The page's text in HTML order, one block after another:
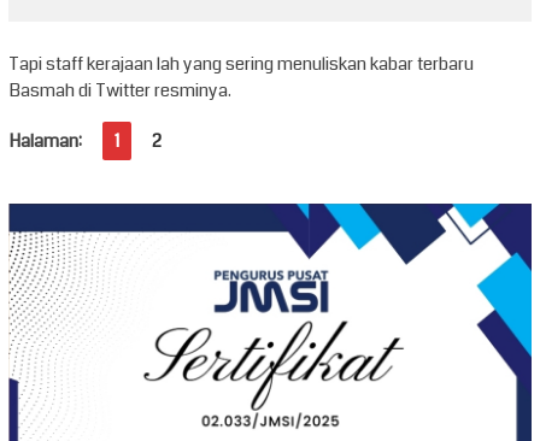
Tapi staff kerajaan lah yang sering menuliskan kabar terbaru
Basmah di Twitter resminya.
Halaman:
1 2